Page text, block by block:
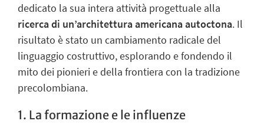
dedicato la sua intera attività progettuale alla
ricerca di un’architettura americana autoctona. Il
risultato è stato un cambiamento radicale del
linguaggio costruttivo, esplorando e fondendo il
mito dei pionieri e della frontiera con la tradizione
precolombiana.
1. La formazione e le influenze